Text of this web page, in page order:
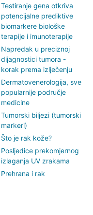
Testiranje gena otkriva
potencijalne prediktive
biomarkere biološke
terapije i imunoterapije
Napredak u preciznoj
dijagnostici tumora -
korak prema izlječenju
Dermatovenerologija, sve
popularnije područje
medicine
Tumorski biljezi (tumorski
markeri)
Što je rak kože?
Posljedice prekomjernog
izlaganja UV zrakama
Prehrana i rak